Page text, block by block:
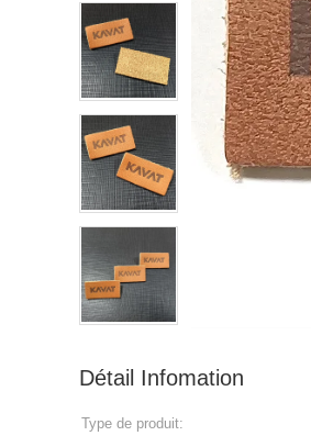
Détail Infomation
Type de produit: